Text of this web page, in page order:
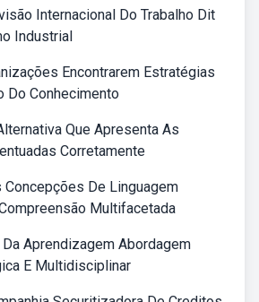
Internacional Do Trabalho Dit
Industrial
Encontrarem Estratégias
Do Conhecimento
Que Apresenta As
Corretamente
De Linguagem
Multifacetada
Aprendizagem Abordagem
E Multidisciplinar